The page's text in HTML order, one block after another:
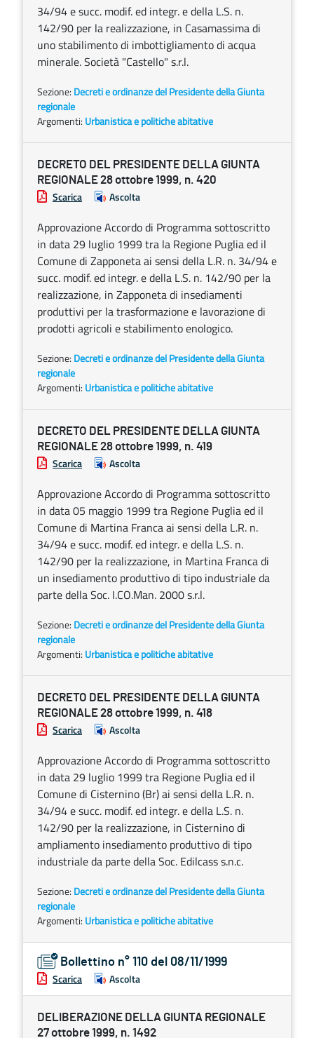
34/94 e succ. modif. ed integr. e della L.S. n.
142/90 per la realizzazione, in Casamassima di
uno stabilimento di imbottigliamento di acqua
minerale. Società "Castello" s.r.l.
Sezione: Decreti e ordinanze del Presidente della Giunta
regionale
Argomenti: Urbanistica e politiche abitative
DECRETO DEL PRESIDENTE DELLA GIUNTA
REGIONALE 28 ottobre 1999, n. 420
Scarica Ascolta
Approvazione Accordo di Programma sottoscritto
in data 29 luglio 1999 tra la Regione Puglia ed il
Comune di Zapponeta ai sensi della L.R. n. 34/94 e
succ. modif. ed integr. e della L.S. n. 142/90 per la
realizzazione, in Zapponeta di insediamenti
produttivi per la trasformazione e lavorazione di
prodotti agricoli e stabilimento enologico.
Sezione: Decreti e ordinanze del Presidente della Giunta
regionale
Argomenti: Urbanistica e politiche abitative
DECRETO DEL PRESIDENTE DELLA GIUNTA
REGIONALE 28 ottobre 1999, n. 419
Scarica Ascolta
Approvazione Accordo di Programma sottoscritto
in data 05 maggio 1999 tra Regione Puglia ed il
Comune di Martina Franca ai sensi della L.R. n.
34/94 e succ. modif. ed integr. e della L.S. n.
142/90 per la realizzazione, in Martina Franca di
un insediamento produttivo di tipo industriale da
parte della Soc. I.CO.Man. 2000 s.r.l.
Sezione: Decreti e ordinanze del Presidente della Giunta
regionale
Argomenti: Urbanistica e politiche abitative
DECRETO DEL PRESIDENTE DELLA GIUNTA
REGIONALE 28 ottobre 1999, n. 418
Scarica Ascolta
Approvazione Accordo di Programma sottoscritto
in data 29 luglio 1999 tra Regione Puglia ed il
Comune di Cisternino (Br) ai sensi della L.R. n.
34/94 e succ. modif. ed integr. e della L.S. n.
142/90 per la realizzazione, in Cisternino di
ampliamento insediamento produttivo di tipo
industriale da parte della Soc. Edilcass s.n.c.
Sezione: Decreti e ordinanze del Presidente della Giunta
regionale
Argomenti: Urbanistica e politiche abitative
Bollettino n° 110 del 08/11/1999
Scarica Ascolta
DELIBERAZIONE DELLA GIUNTA REGIONALE
27 ottobre 1999, n. 1492